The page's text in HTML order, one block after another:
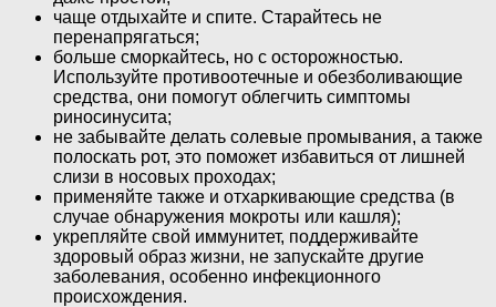
чаще отдыхайте и спите. Старайтесь не
перенапрягаться;
больше сморкайтесь, но с осторожностью.
Используйте противоотечные и обезболивающие
средства, они помогут облегчить симптомы
риносинусита;
не забывайте делать солевые промывания, а также
полоскать рот, это поможет избавиться от лишней
слизи в носовых проходах;
применяйте также и отхаркивающие средства (в
случае обнаружения мокроты или кашля);
укрепляйте свой иммунитет, поддерживайте
здоровый образ жизни, не запускайте другие
заболевания, особенно инфекционного
происхождения.